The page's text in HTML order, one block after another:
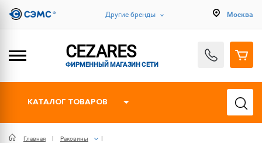
Другие бренды Москва
CEZARES
ФИРМЕННЫЙ МАГАЗИН СЕТИ
КАТАЛОГ ТОВАРОВ
Главная Раковины